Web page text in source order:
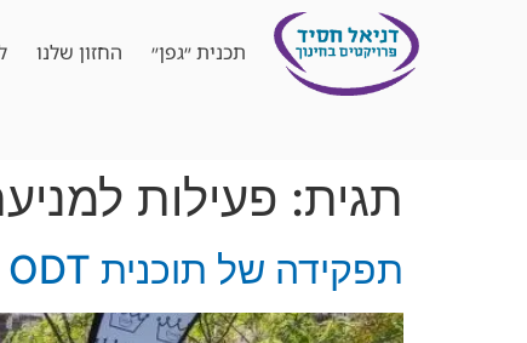
תכנית ״גפן״ החזון שלנו
תגית: פעילות
תפקידה של תוכנית ODT להתמדדות עם מתח בקרב בני נוער בזמן מלחמה